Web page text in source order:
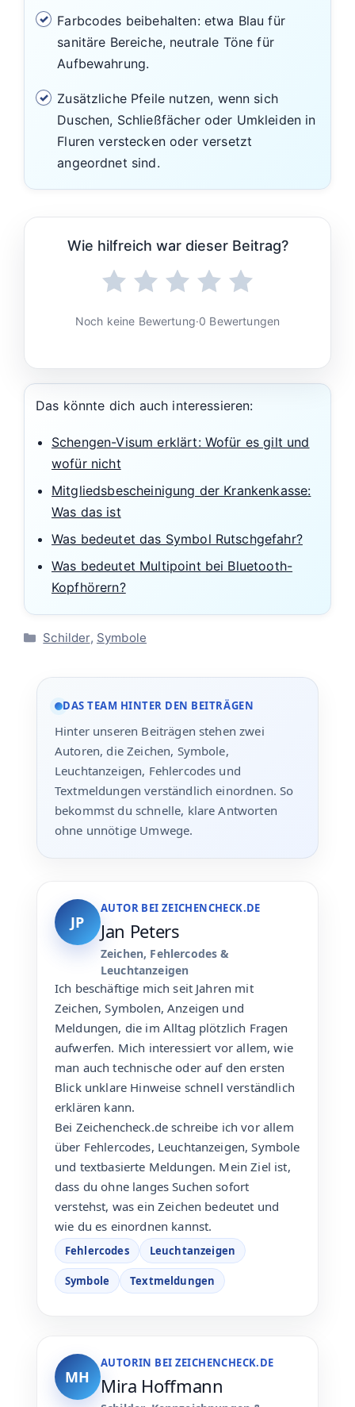
Farbcodes beibehalten: etwa Blau für
sanitäre Bereiche, neutrale Töne für
Aufbewahrung.
Zusätzliche Pfeile nutzen, wenn sich
Duschen, Schließfächer oder Umkleiden in
Fluren verstecken oder versetzt
angeordnet sind.
Wie hilfreich war dieser Beitrag?
Noch keine Bewertung·0 Bewertungen
Das könnte dich auch interessieren:
Schengen-Visum erklärt: Wofür es gilt und
wofür nicht
Mitgliedsbescheinigung der Krankenkasse:
Was das ist
Was bedeutet das Symbol Rutschgefahr?
Was bedeutet Multipoint bei Bluetooth-
Kopfhörern?
Kategorien
Schilder, Symbole
DAS TEAM HINTER DEN BEITRÄGEN
Hinter unseren Beiträgen stehen zwei
Autoren, die Zeichen, Symbole,
Leuchtanzeigen, Fehlercodes und
Textmeldungen verständlich einordnen. So
bekommst du schnelle, klare Antworten
ohne unnötige Umwege.
JP
AUTOR BEI ZEICHENCHECK.DE
Jan Peters
Zeichen, Fehlercodes &
Leuchtanzeigen
Ich beschäftige mich seit Jahren mit
Zeichen, Symbolen, Anzeigen und
Meldungen, die im Alltag plötzlich Fragen
aufwerfen. Mich interessiert vor allem, wie
man auch technische oder auf den ersten
Blick unklare Hinweise schnell verständlich
erklären kann.
Bei Zeichencheck.de schreibe ich vor allem
über Fehlercodes, Leuchtanzeigen, Symbole
und textbasierte Meldungen. Mein Ziel ist,
dass du ohne langes Suchen sofort
verstehst, was ein Zeichen bedeutet und
wie du es einordnen kannst.
Fehlercodes Leuchtanzeigen
Symbole Textmeldungen
MH
AUTORIN BEI ZEICHENCHECK.DE
Mira Hoffmann